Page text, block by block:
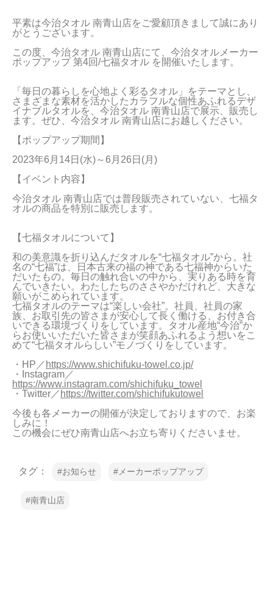
平素は今治タオル 南青山店をご愛顧頂きまして誠にあり
がとうございます。
この度、今治タオル 南青山店にて、今治タオルメーカー
ポップアップ 第4回/七福タオル を開催いたします。
「毎日の暮らしを心地よく彩るタオル」をテーマとし、
さまざまな素材を活かしたカラフルな個性あふれるデザ
イナブルタオルを、今治タオル 南青山店で展示、販売し
ます。ぜひ、今治タオル 南青山店にお越しください。
【ポップアップ期間】
2023年6月14日(水)～6月26日(月)
【イベント内容】
今治タオル 南青山店では普段販売されていない、七福タ
オルの商品を特別に販売します。
【七福タオルについて】
和の美意識を折り込んだタオルを“七福タオル”から。社
名の“七福”は、日本古来の福の神である七福神からいた
だいたもの。毎日の触れ合いの中から、実りある時を育
んでいきたい。わたしたちのささやかだけれど、大きな
願いがこめられています。
七福タオルのテーマは“楽しい会社”。社員、社員の家
族、お取引先の皆さまが安心して長く働ける、お付き合
いできる環境づくりをしています。タオル産地“今治”か
らお使いいただいた皆さまが笑顔あふれるよう想いをこ
めて“七福タオルらしい”モノづくりをしています。
・HP／ https://www.shichifuku-towel.co.jp/
・Instagram／
https://www.instagram.com/shichifuku_towel
・Twitter／ https://twitter.com/shichifukutowel
今後も各メーカーの開催が決定しておりますので、お楽
しみに！
この機会にぜひ南青山店へお立ち寄りくださいませ。
タグ： お知らせ メーカーポップアップ
南青山店